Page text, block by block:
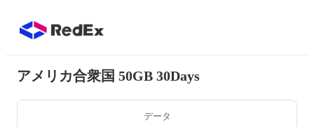
アメリカ合衆国 50GB 30Days
データ